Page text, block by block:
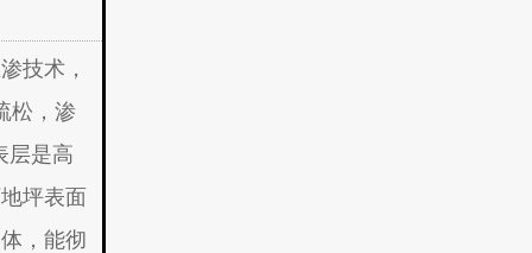
技术，
松，渗
层是高
坪表面
，能彻